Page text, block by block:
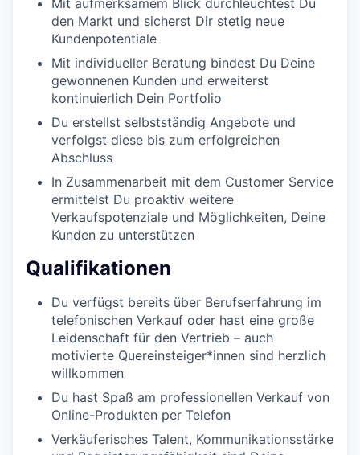
den Markt und sicherst Dir stetig neue
Kundenpotentiale
Mit individueller Beratung bindest Du Deine
gewonnenen Kunden und erweiterst
kontinuierlich Dein Portfolio
Du erstellst selbstständig Angebote und
verfolgst diese bis zum erfolgreichen
Abschluss
In Zusammenarbeit mit dem Customer Service
ermittelst Du proaktiv weitere
Verkaufspotenziale und Möglichkeiten, Deine
Kunden zu unterstützen
Qualifikationen
Du verfügst bereits über Berufserfahrung im
telefonischen Verkauf oder hast eine große
Leidenschaft für den Vertrieb – auch
motivierte Quereinsteiger*innen sind herzlich
willkommen
Du hast Spaß am professionellen Verkauf von
Online-Produkten per Telefon
Verkäuferisches Talent, Kommunikationsstärke